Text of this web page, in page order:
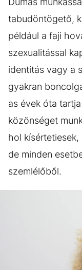
tabudöntögető,
például a faji
szexualitással
identitás vagy a
gyakran
as évek óta
közönséget
hol
de minden
szemlélőből.